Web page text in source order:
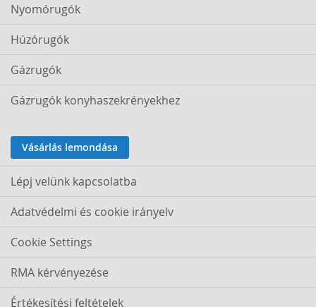
Nyomórugók
Húzórugók
Gázrugók
Gázrugók konyhaszekrényekhez
Vásárlás lemondása
Lépj velünk kapcsolatba
Adatvédelmi és cookie irányelv
Cookie Settings
RMA kérvényezése
Értékesítési feltételek